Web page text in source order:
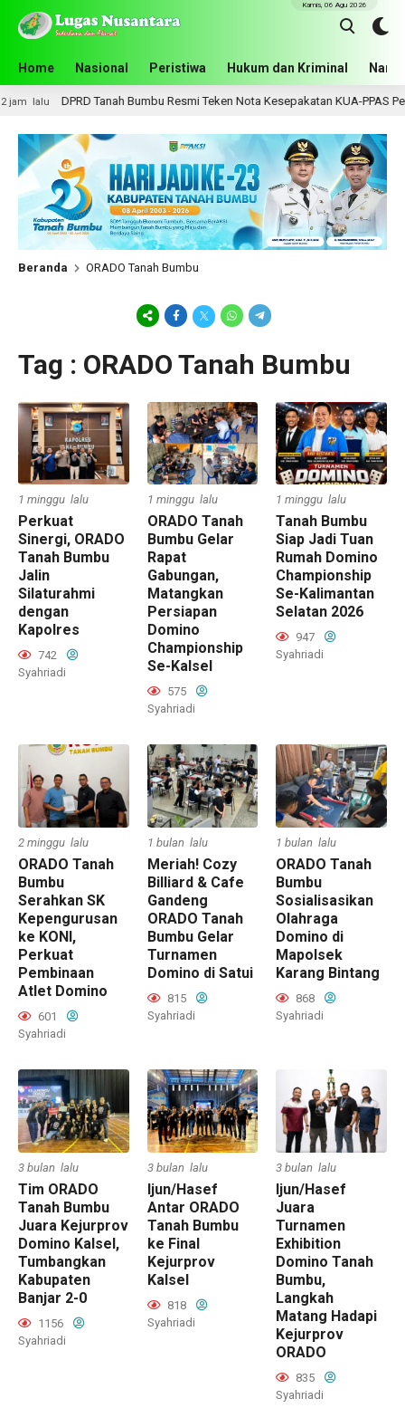
Home Nasional Peristiwa Hukum dan Kriminal
Kamis, 06 Agu 2026
DPRD Tanah Bumbu Resmi Teken Nota Kesepakatan KUA-PPAS
Beranda ORADO Tanah Bumbu
Tag : ORADO Tanah Bumbu
1 minggu lalu
Perkuat
Sinergi, ORADO
Tanah Bumbu
Jalin
Silaturahmi
dengan
Kapolres
742
Syahriadi
1 minggu lalu
ORADO Tanah
Bumbu Gelar
Rapat
Gabungan,
Matangkan
Persiapan
Domino
Championship
Se-Kalsel
575
Syahriadi
1 minggu lalu
Tanah Bumbu
Siap Jadi Tuan
Rumah Domino
Championship
Se-Kalimantan
Selatan 2026
947
Syahriadi
2 minggu lalu
ORADO Tanah
Bumbu
Serahkan SK
Kepengurusan
ke KONI,
Perkuat
Pembinaan
Atlet Domino
601
Syahriadi
1 bulan lalu
Meriah! Cozy
Billiard & Cafe
Gandeng
ORADO Tanah
Bumbu Gelar
Turnamen
Domino di Satui
815
Syahriadi
1 bulan lalu
ORADO Tanah
Bumbu
Sosialisasikan
Olahraga
Domino di
Mapolsek
Karang Bintang
868
Syahriadi
3 bulan lalu
Tim ORADO
Tanah Bumbu
Juara Kejurprov
Domino Kalsel,
Tumbangkan
Kabupaten
Banjar 2-0
1156
Syahriadi
3 bulan lalu
Ijun/Hasef
Antar ORADO
Tanah Bumbu
ke Final
Kejurprov
Kalsel
818
Syahriadi
3 bulan lalu
Ijun/Hasef
Juara
Turnamen
Exhibition
Domino Tanah
Bumbu,
Langkah
Matang Hadapi
Kejurprov
ORADO
835
Syahriadi